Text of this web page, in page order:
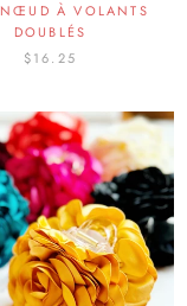
À VOLANTS
DOUBLÉS
$16.25